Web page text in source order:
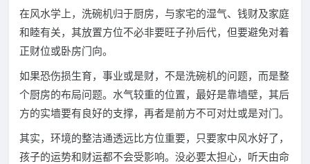
在风水学上，洗碗机归于厨房，与家宅的湿气、钱财及家庭
和睦有关，其放置方位不必非要旺子孙后代，但要避免对着
正财位或卧房门向。
如果恐伤损生育，事业或是财，不是洗碗机的问题，而是整
个厨房的布局问题。水气较重的位置，最好是靠墙壁，其后
方的实墙要有良好的支撑，再者是前方不可对灶或是对门。
其实，环境的整洁通透远比方位重要，只要家中风水好了，
孩子的运势和财运都不会受影响。没必要太担心，听天由命